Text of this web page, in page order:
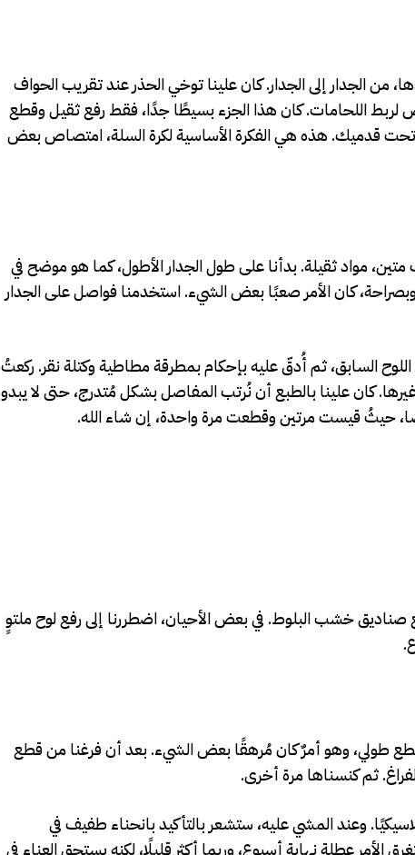
من الجدار إلى الجدار. كان علينا توخي الحذر عند تقريب الحواف
اللحامات. كان هذا الجزء بسيطًا جدًا، فقط رفع ثقيل وقطع
تحت قدميك. هذه هي الفكرة الأساسية لكرة السلة، امتصاص بعض
مواد ثقيلة. بدأنا على طول الجدار الأطول، كما هو موضح في
كان الأمر صعبًا بعض الشيء. استخدمنا فواصل على الجدار
السابق، ثم أُدقّ عليه بإحكام بمطرقة مطاطية وكتلة نقر. ركعتُ
كان علينا بالطبع أن نُرتب المفاصل بشكل مُتدرج، حتى لا يبدو
حيثُ قيست مرتين وقطعت مرة واحدة، إن شاء الله.
صناديق خشب البلوط. في بعض الأحيان، اضطررنا إلى رفع لوح ملتوٍ
قطع طولي، وهو أمرٌ كان مُرهقًا بعض الشيء. بعد أن فرغنا من قطع
ثم كنسناها مرة أخرى.
وعند المشي عليه، ستشعر بالتأكيد بانحناء طفيف في
الأمر عطلة نهاية أسبوع، وربما أكثر قليلًا، لكنه يستحق العناء في